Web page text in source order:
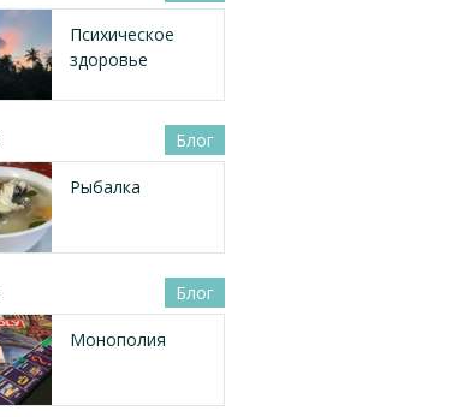
Психическое
здоровье
Блог
Рыбалка
Блог
Монополия